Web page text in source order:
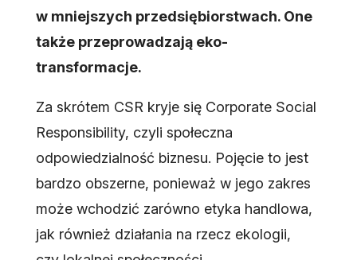
w mniejszych przedsiębiorstwach. One
także przeprowadzają eko-
transformacje.
Za skrótem CSR kryje się Corporate Social
Responsibility, czyli społeczna
odpowiedzialność biznesu. Pojęcie to jest
bardzo obszerne, ponieważ w jego zakres
może wchodzić zarówno etyka handlowa,
jak również działania na rzecz ekologii,